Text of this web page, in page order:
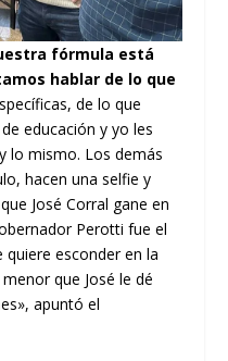
fórmula está
hablar de lo que
de lo que
educación y yo les
lo mismo. Los demás
hacen una selfie y
José Corral gane en
Perotti fue el
esconder en la
que José le dé
apuntó el